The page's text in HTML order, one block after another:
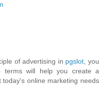
of advertising in pgslot , you
terms will help you create a
online marketing needs